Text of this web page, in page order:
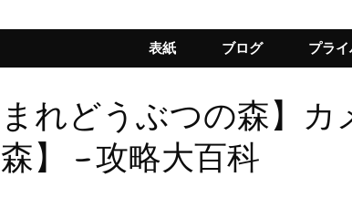
表紙 ブログ プラ
まれどうぶつの森】
森】 – 攻略大百科